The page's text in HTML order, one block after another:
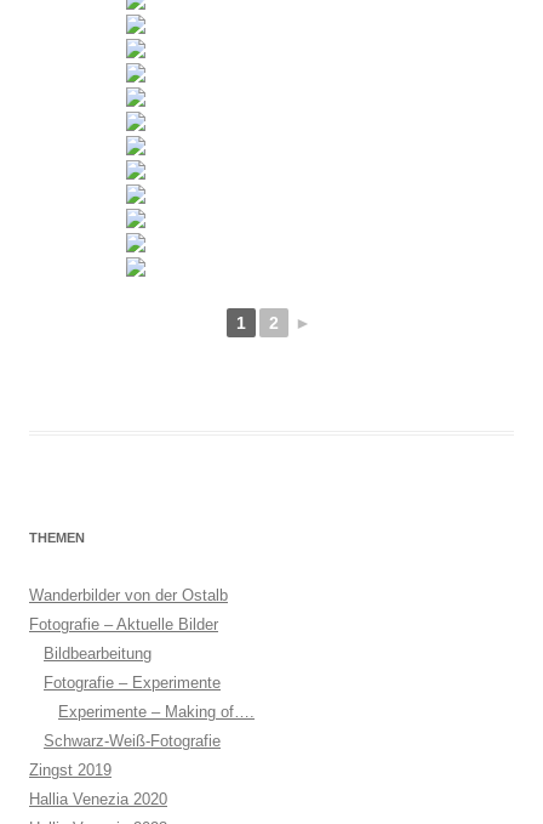
1 2 ►
THEMEN
Wanderbilder von der Ostalb
Fotografie – Aktuelle Bilder
Bildbearbeitung
Fotografie – Experimente
Experimente – Making of….
Schwarz-Weiß-Fotografie
Zingst 2019
Hallia Venezia 2020